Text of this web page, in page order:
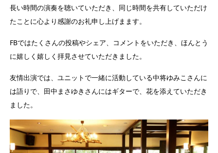
長い時間の演奏を聴いていただき、同じ時間を共有していただけ
たことに心より感謝のお礼申し上げまます。
FBではたくさんの投稿やシェア、コメントをいただき、ほんとう
に嬉しく嬉しく拝見させていただきました。
友情出演では、ユニットで一緒に活動している中将ゆみこさんに
は語りで、田中まさゆきさんにはギターで、花を添えていただき
ました。